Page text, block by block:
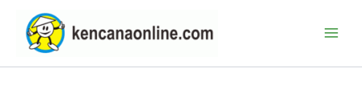
konten